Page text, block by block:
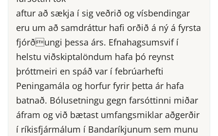
aftur að sækja í sig veðrið og vísbendingar
eru um að samdráttur hafi orðið á ný á fyrsta
fjórðungi þessa árs. Efnahagsumsvif í
helstu viðskiptalöndum hafa þó reynst
þróttmeiri en spáð var í febrúarhefti
Peningamála og horfur fyrir þetta ár hafa
batnað. Bólusetningu gegn farsóttinni miðar
áfram og við bætast umfangsmiklar aðgerðir
í ríkisfjármálum í Bandaríkjunum sem munu